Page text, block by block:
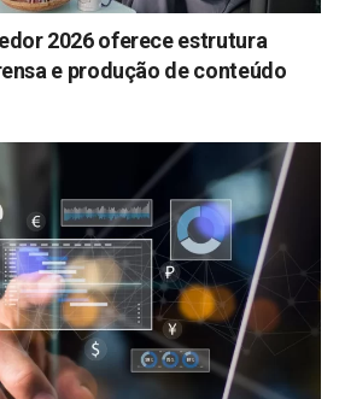
2026 oferece estrutura
e produção de conteúdo